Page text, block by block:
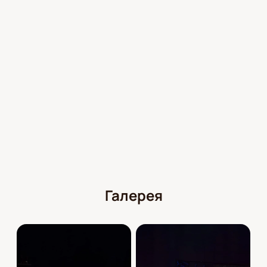
течение нескольких минут.
Обратите внимание, возможна смена актёрского
Галерея